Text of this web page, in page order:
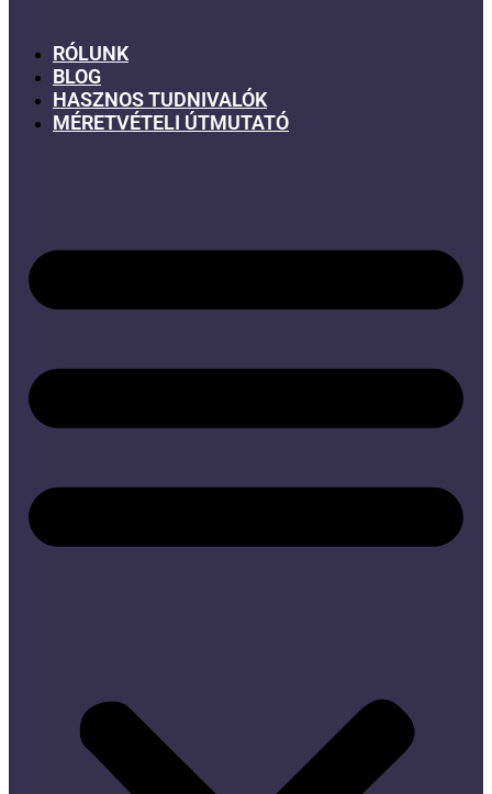
RÓLUNK
BLOG
HASZNOS TUDNIVALÓK
MÉRETVÉTELI ÚTMUTATÓ